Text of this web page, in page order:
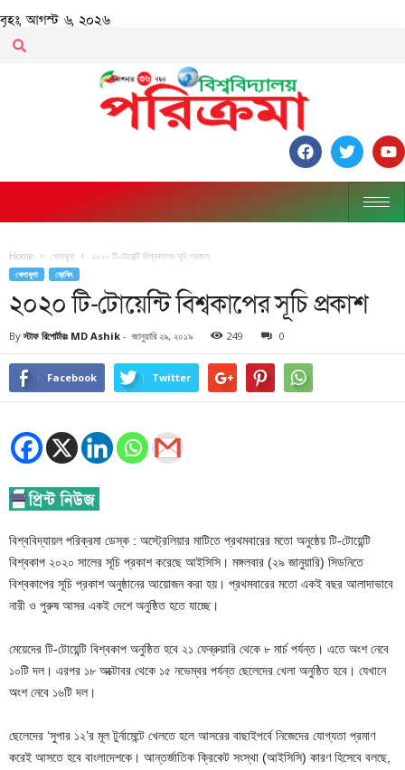
বৃহঃ, আগস্ট ৬, ২০২৬
Home খেলাধূলা ২০২০ টি-টোয়েন্টি বিশ্বকাপের সূচি প্রকাশ
খেলাধূলা ব্রেকিং
২০২০ টি-টোয়েন্টি বিশ্বকাপের সূচি প্রকাশ
By স্টাফ রিপোর্টারঃ MD Ashik - জানুয়ারি ২৯, ২০১৯ 249 0
Facebook Twitter
বিশ্ববিদ্যায়ল পরিক্রমা ডেস্ক : অস্ট্রেলিয়ার মাটিতে প্রথমবারের মতো অনুষ্ঠেয় টি-টোয়েন্টি
বিশ্বকাপ ২০২০ সালের সূচি প্রকাশ করেছে আইসিসি। মঙ্গলবার (২৯ জানুয়ারি) সিডনিতে
বিশ্বকাপের সূচি প্রকাশ অনুষ্ঠানের আয়োজন করা হয়। প্রথমবারের মতো একই বছর আলাদাভাবে
নারী ও পুরুষ আসর একই দেশে অনুষ্ঠিত হতে যাচ্ছে।
মেয়েদের টি-টোয়েন্টি বিশ্বকাপ অনুষ্ঠিত হবে ২১ ফেব্রুয়ারি থেকে ৮ মার্চ পর্যন্ত। এতে অংশ নেবে
১০টি দল। এরপর ১৮ অক্টোবর থেকে ১৫ নভেম্বর পর্যন্ত ছেলেদের খেলা অনুষ্ঠিত হবে। যেখানে
অংশ নেবে ১৬টি দল।
ছেলেদের ‘সুপার ১২’র মূল টুর্নামেন্টে খেলতে হলে আসরের বাছাইপর্বে নিজেদের যোগ্যতা প্রমাণ
করেই আসতে হবে বাংলাদেশকে। আন্তর্জাতিক ক্রিকেট সংস্থা (আইসিসি) কারণ হিসেবে বলছে,